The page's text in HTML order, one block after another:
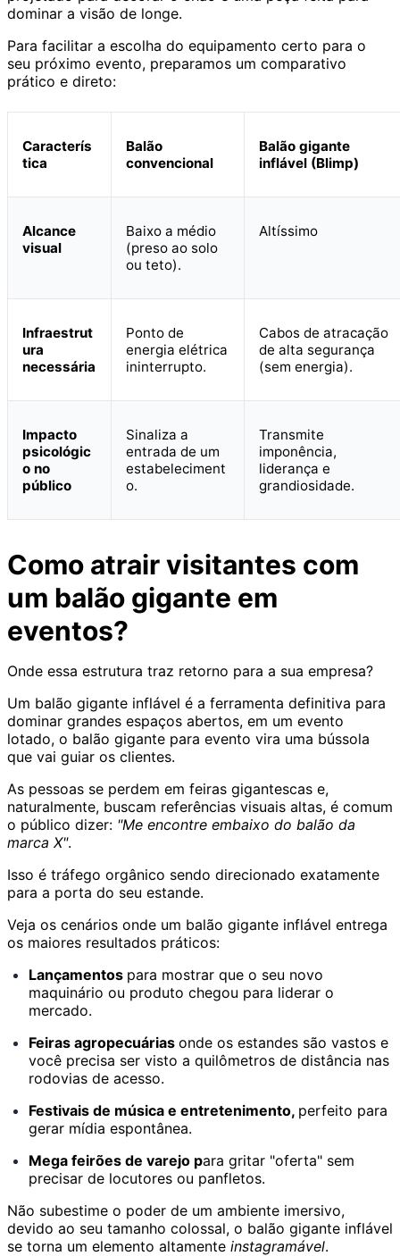
dominar a visão de longe.
Para facilitar a escolha do equipamento certo para o
seu próximo evento, preparamos um comparativo
prático e direto:
Caracterís
tica
Balão
convencional
Balão gigante
inflável (Blimp)
Alcance
visual
Baixo a médio
(preso ao solo
ou teto).
Altíssimo
Infraestrut
ura
necessária
Ponto de
energia elétrica
ininterrupto.
Cabos de atracação
de alta segurança
(sem energia).
Impacto
psicológic
o no
público
Sinaliza a
entrada de um
estabeleciment
o.
Transmite
imponência,
liderança e
grandiosidade.
Como atrair visitantes com
um balão gigante em
eventos?
Onde essa estrutura traz retorno para a sua empresa?
Um balão gigante inflável é a ferramenta definitiva para
dominar grandes espaços abertos, em um evento
lotado, o balão gigante para evento vira uma bússola
que vai guiar os clientes.
As pessoas se perdem em feiras gigantescas e,
naturalmente, buscam referências visuais altas, é comum
o público dizer: "Me encontre embaixo do balão da
marca X".
Isso é tráfego orgânico sendo direcionado exatamente
para a porta do seu estande.
Veja os cenários onde um balão gigante inflável entrega
os maiores resultados práticos:
Lançamentos para mostrar que o seu novo
maquinário ou produto chegou para liderar o
mercado.
Feiras agropecuárias onde os estandes são vastos e
você precisa ser visto a quilômetros de distância nas
rodovias de acesso.
Festivais de música e entretenimento, perfeito para
gerar mídia espontânea.
Mega feirões de varejo para gritar "oferta" sem
precisar de locutores ou panfletos.
Não subestime o poder de um ambiente imersivo,
devido ao seu tamanho colossal, o balão gigante inflável
se torna um elemento altamente instagramável.